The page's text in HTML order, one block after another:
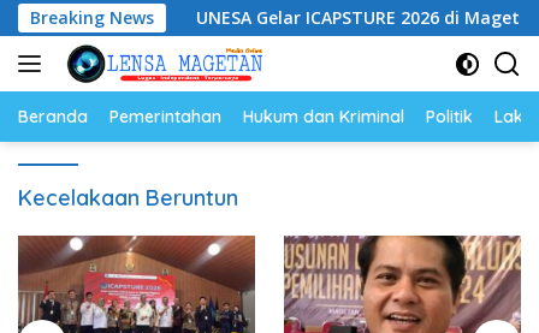
Langsung
ke
konten
Breaking NewsUNESA Gelar ICAPSTURE 2026 di Magetan,
Beranda Pemerintahan Hukum dan Kriminal Politik
Kecelakaan Beruntun